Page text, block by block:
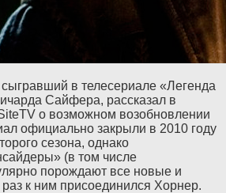
в телесериале «Легенда
Сайфера, рассказал в
о возможном возобновлении
официально закрыли в 2010 году
сезона, однако
(в том числе
порождают все новые и
к ним присоединился Хорнер.